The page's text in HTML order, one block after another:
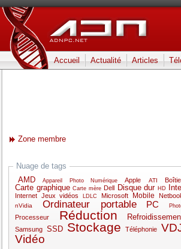
Accueil Actualité Articles
Zone membre
Nuage de tags
AMD Appareil Photo Numérique Apple ATI
Carte graphique Carte mère Dell Disque dur HD Intel
Internet Jeux vidéos LDLC Microsoft Mobile
nVidia Ordinateur portable PC
Processeur Réduction
Samsung SSD Stockage Téléphonie
Vidéo